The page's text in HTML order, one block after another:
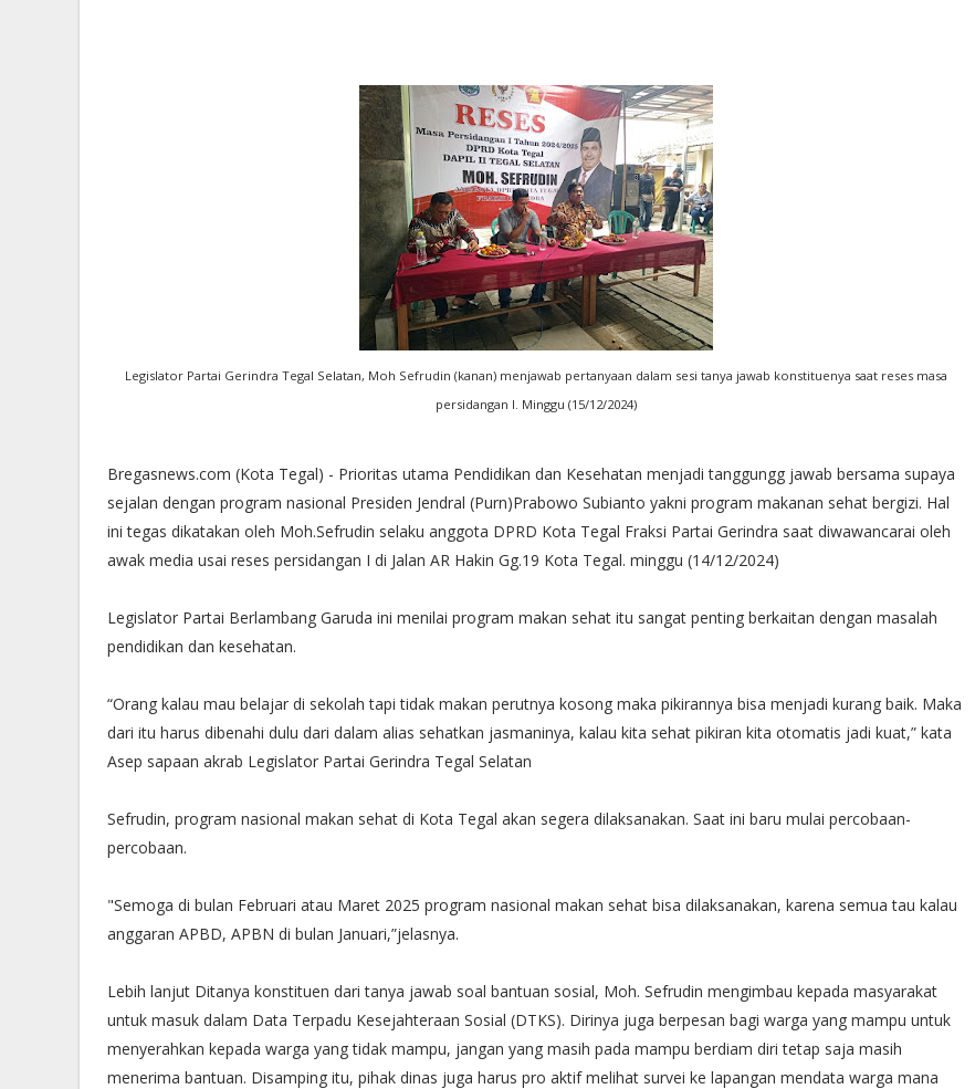
Legislator Partai Gerindra Tegal Selatan, Moh Sefrudin (kanan) menjawab pertanyaan dalam sesi tanya jawab konstituenya saat reses masa
persidangan I. Minggu (15/12/2024)
Bregasnews.com (Kota Tegal) - Prioritas utama Pendidikan dan Kesehatan menjadi tanggungg jawab bersama supaya
sejalan dengan program nasional Presiden Jendral (Purn)Prabowo Subianto yakni program makanan sehat bergizi. Hal
ini tegas dikatakan oleh Moh.Sefrudin selaku anggota DPRD Kota Tegal Fraksi Partai Gerindra saat diwawancarai oleh
awak media usai reses persidangan I di Jalan AR Hakin Gg.19 Kota Tegal. minggu (14/12/2024)
Legislator Partai Berlambang Garuda ini menilai program makan sehat itu sangat penting berkaitan dengan masalah
pendidikan dan kesehatan.
“Orang kalau mau belajar di sekolah tapi tidak makan perutnya kosong maka pikirannya bisa menjadi kurang baik. Maka
dari itu harus dibenahi dulu dari dalam alias sehatkan jasmaninya, kalau kita sehat pikiran kita otomatis jadi kuat,” kata
Asep sapaan akrab Legislator Partai Gerindra Tegal Selatan
Sefrudin, program nasional makan sehat di Kota Tegal akan segera dilaksanakan. Saat ini baru mulai percobaan-
percobaan.
"Semoga di bulan Februari atau Maret 2025 program nasional makan sehat bisa dilaksanakan, karena semua tau kalau
anggaran APBD, APBN di bulan Januari,”jelasnya.
Lebih lanjut Ditanya konstituen dari tanya jawab soal bantuan sosial, Moh. Sefrudin mengimbau kepada masyarakat
untuk masuk dalam Data Terpadu Kesejahteraan Sosial (DTKS). Dirinya juga berpesan bagi warga yang mampu untuk
menyerahkan kepada warga yang tidak mampu, jangan yang masih pada mampu berdiam diri tetap saja masih
menerima bantuan. Disamping itu, pihak dinas juga harus pro aktif melihat survei ke lapangan mendata warga mana